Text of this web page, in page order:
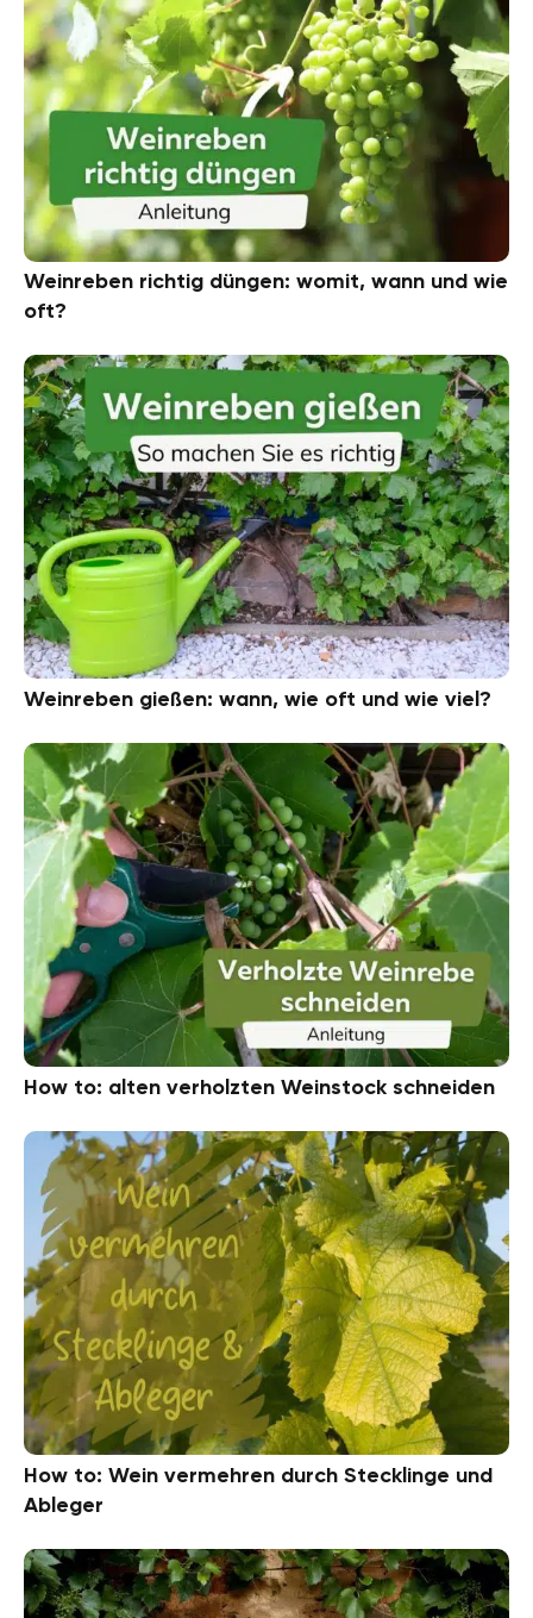
Weinreben richtig düngen: womit, wann und wie
oft?
Weinreben gießen: wann, wie oft und wie viel?
How to: alten verholzten Weinstock schneiden
How to: Wein vermehren durch Stecklinge und
Ableger